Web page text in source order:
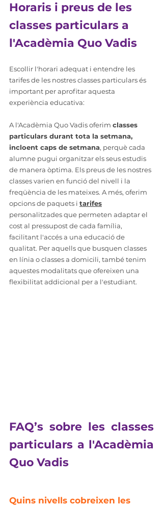
Horaris i preus de les
classes particulars a
l'Acadèmia Quo Vadis
Escollir l'horari adequat i entendre les
tarifes de les nostres classes particulars és
important per aprofitar aquesta
experiència educativa:
A l'Acadèmia Quo Vadis oferim classes
particulars durant tota la setmana,
incloent caps de setmana, perquè cada
alumne pugui organitzar els seus estudis
de manera òptima. Els preus de les nostres
classes varien en funció del nivell i la
freqüència de les mateixes. A més, oferim
opcions de paquets i tarifes
personalitzades que permeten adaptar el
cost al pressupost de cada família,
facilitant l'accés a una educació de
qualitat. Per aquells que busquen classes
en línia o classes a domicili, també tenim
aquestes modalitats que ofereixen una
flexibilitat addicional per a l'estudiant.
FAQ’s sobre les classes
particulars a l'Acadèmia
Quo Vadis
Quins nivells cobreixen les